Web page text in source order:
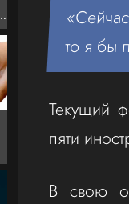
то я бы
Текущий
пяти
В свою